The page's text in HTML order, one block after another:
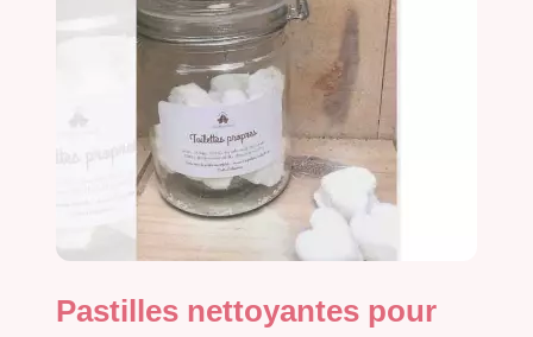
Pastilles nettoyantes pour